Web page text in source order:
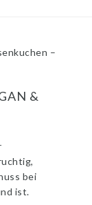
–
&
bei
ist.